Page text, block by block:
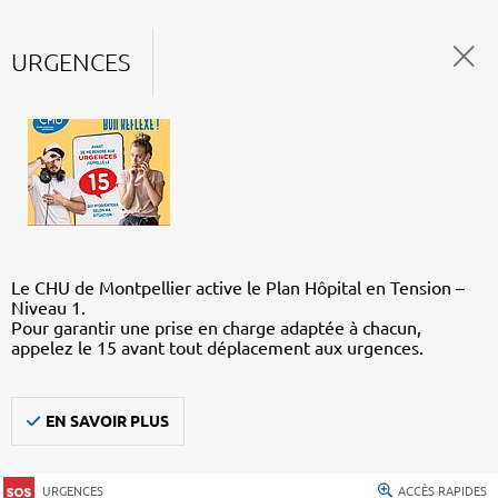
URGENCES
Le CHU de Montpellier active le Plan Hôpital en Tension –
Niveau 1.
Pour garantir une prise en charge adaptée à chacun,
appelez le 15 avant tout déplacement aux urgences.
EN SAVOIR PLUS
URGENCES ACCÈS RAPIDES